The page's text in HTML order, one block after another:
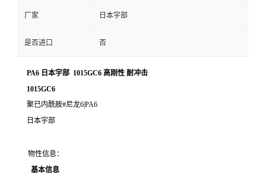
厂家 日本宇部
是否进口 否
PA6 日本宇部 1015GC6 高刚性 耐冲击
1015GC6
聚已内酰胺#尼龙6|PA6
日本宇部
物性信息：
基本信息